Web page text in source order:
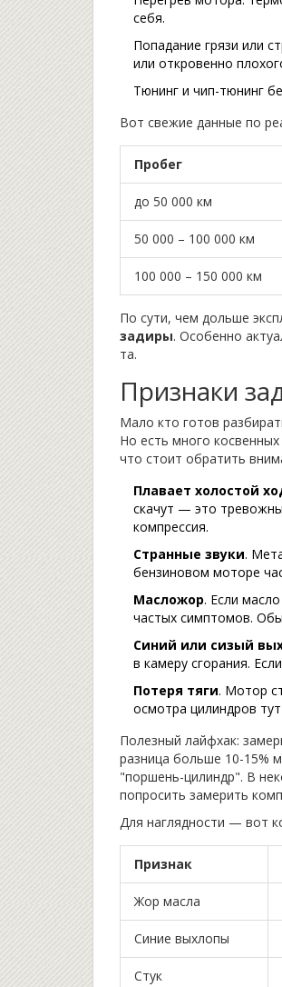
себя.
Попадание грязи или
или откровенно
Тюнинг и чип-тюнинг
Вот свежие данные по
Пробег
до 50 000 км
50 000 – 100 000 км
100 000 – 150 000 км
По сути, чем дольше
задиры. Особенно
та.
Признаки
Мало кто готов
Но есть много косвенных
что стоит обратить
Плавает холостой
скачут — это
компрессия.
Странные звуки.
бензиновом моторе
Масложор. Если
частых симптомов.
Синий или сизый
в камеру сгорания.
Потеря тяги. Мотор
осмотра цилиндров
Полезный лайфхак:
разница больше 10-15%
"поршень-цилиндр". В
попросить замерить
Для наглядности — вот
Признак
Жор масла
Синие выхлопы
Стук